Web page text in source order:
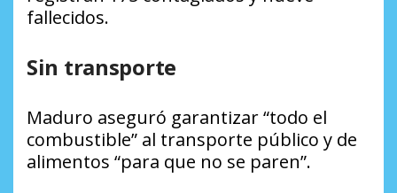
fallecidos.
Sin transporte
Maduro aseguró garantizar “todo el
combustible” al transporte público y de
alimentos “para que no se paren”.